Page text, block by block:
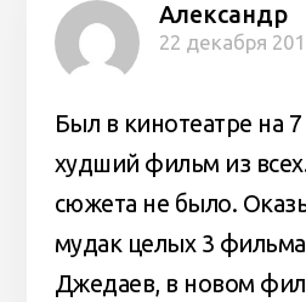
Александр
22 декабря
Был в кинотеатре на
худший фильм из
сюжета не было.
мудак целых 3 фильма
Джедаев, в новом